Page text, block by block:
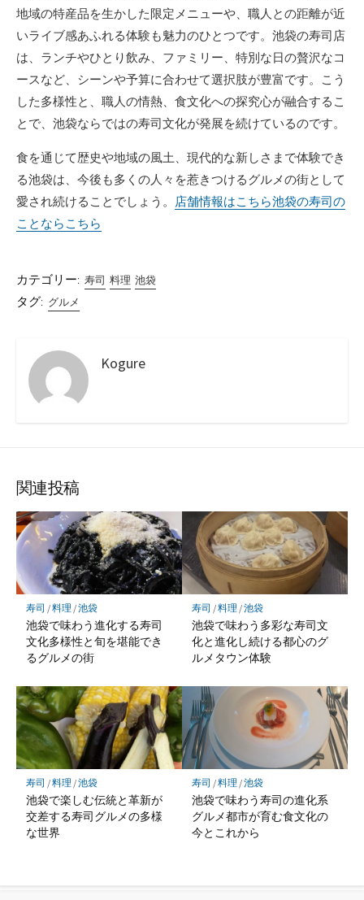
地域の特産品を生かした限定メニューや、職人との距離が近
いライブ感あふれる体験も魅力のひとつです。池袋の寿司店
は、ランチやひとり飲み、ファミリー、特別な日の贅沢なコ
ースなど、シーンや予算に合わせて選択肢が豊富です。こう
した多様性と、職人の情熱、食文化への探究心が融合するこ
とで、池袋ならではの寿司文化が発展を続けているのです。
食を通じて歴史や地域の風土、現代的な新しさまで体験でき
る池袋は、今後も多くの人々を惹きつけるグルメの街として
愛され続けることでしょう。 店舗情報はこちら池袋の寿司の
ことならこちら
カテゴリー: 寿司 料理 池袋
タグ: グルメ
Kogure
関連投稿
寿司 /料理 /池袋
池袋で味わう進化する寿司
文化多様性と旬を堪能でき
るグルメの街
寿司 /料理 /池袋
池袋で味わう多彩な寿司文
化と進化し続ける都心のグ
ルメタウン体験
寿司 /料理 /池袋
池袋で楽しむ伝統と革新が
交差する寿司グルメの多様
な世界
寿司 /料理 /池袋
池袋で味わう寿司の進化系
グルメ都市が育む食文化の
今とこれから